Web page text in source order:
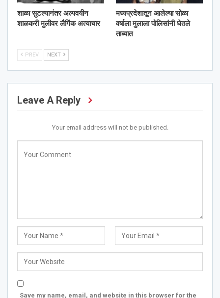
शाळा सुटल्यानंतर अल्पवयीन
शाळकरी मुलीवर लैगिंक अत्याचार
मध्यप्रदेशातून आलेल्या सोळा
वर्षाला मुलाला पोलिसांनी घेतले
ताब्यात
PREV NEXT
Leave A Reply
Your email address will not be published.
Save my name, email, and website in this browser for the